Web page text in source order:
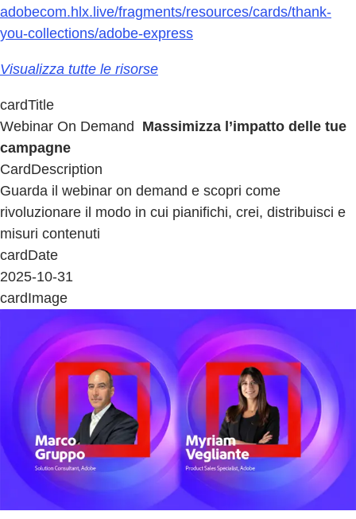
adobecom.hlx.live/fragments/resources/cards/thank-
you-collections/adobe-express
Visualizza tutte le risorse
cardTitle
Webinar On Demand Massimizza l’impatto delle tue
campagne
CardDescription
Guarda il webinar on demand e scopri come
rivoluzionare il modo in cui pianifichi, crei, distribuisci e
misuri contenuti
cardDate
2025-10-31
cardImage